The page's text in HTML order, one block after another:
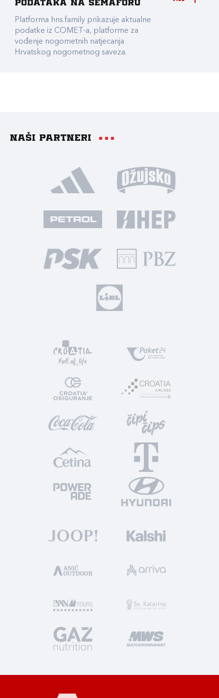
podataka na Semaforu
Platforma hns.family prikazuje aktualne
podatke iz COMET-a, platforme za
vođenje nogometnih natjecanja
Hrvatskog nogometnog saveza.
Naši partneri